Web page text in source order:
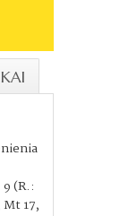
KAI
(R.:
Mt 17,